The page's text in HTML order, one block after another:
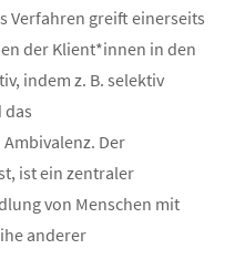
Verfahren greift einerseits
der Klient*innen in den
indem z. B. selektiv
Der
ist ein zentraler
von Menschen mit
anderer